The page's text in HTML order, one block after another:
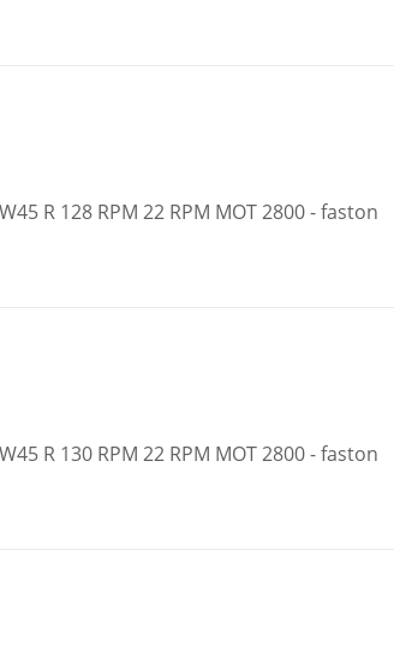
R 128 RPM 22 RPM MOT 2800 - faston
R 130 RPM 22 RPM MOT 2800 - faston